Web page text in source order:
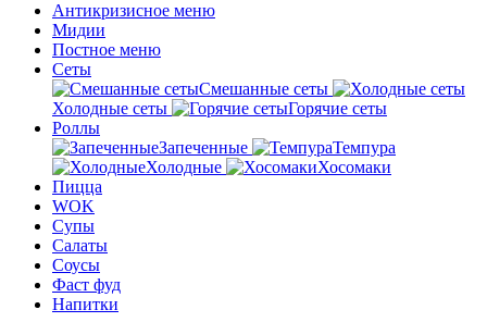
Антикризисное меню
Мидии
Постное меню
Сеты
Смешанные сеты
Холодные сеты
Горячие сеты
Роллы
Запеченные
Темпура
Холодные
Хосомаки
Пицца
WOK
Супы
Салаты
Соусы
Фаст фуд
Напитки